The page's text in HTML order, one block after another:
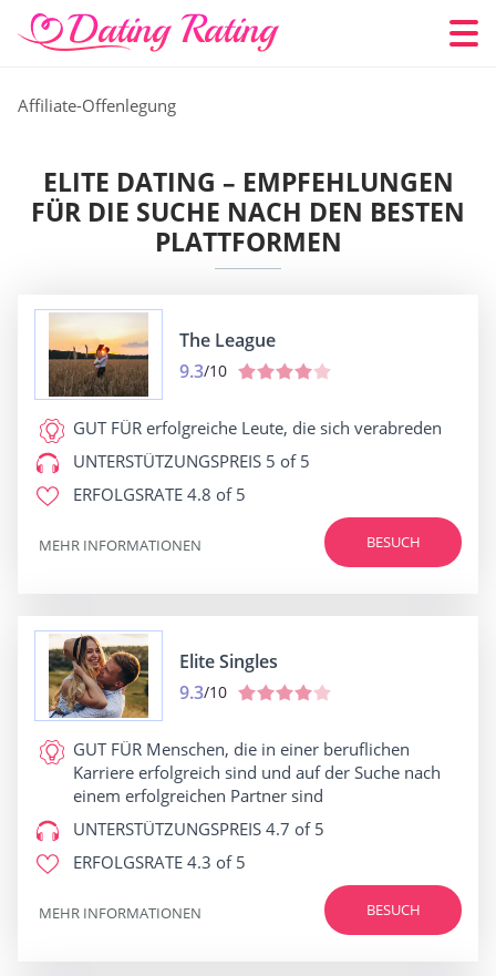
Affiliate-Offenlegung
ELITE DATING – EMPFEHLUNGEN
FÜR DIE SUCHE NACH DEN BESTEN
PLATTFORMEN
The League
9.3/10
GUT FÜR erfolgreiche Leute, die sich verabreden
UNTERSTÜTZUNGSPREIS 5 of 5
ERFOLGSRATE 4.8 of 5
BESUCH
MEHR INFORMATIONEN
Elite Singles
9.3/10
GUT FÜR Menschen, die in einer beruflichen
Karriere erfolgreich sind und auf der Suche nach
einem erfolgreichen Partner sind
UNTERSTÜTZUNGSPREIS 4.7 of 5
ERFOLGSRATE 4.3 of 5
BESUCH
MEHR INFORMATIONEN